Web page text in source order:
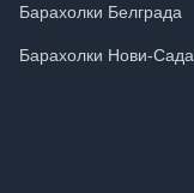
Барахолки Белграда
Барахолки Нови-Сада